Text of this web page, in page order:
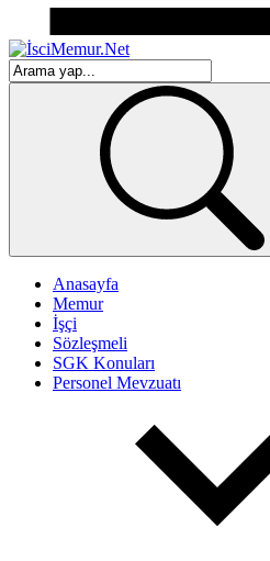
Anasayfa
Memur
İşçi
Sözleşmeli
SGK Konuları
Personel Mevzuatı